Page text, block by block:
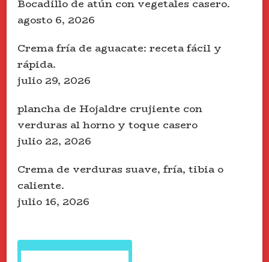
Bocadillo de atún con vegetales casero.
agosto 6, 2026
Crema fría de aguacate: receta fácil y
rápida.
julio 29, 2026
plancha de Hojaldre crujiente con
verduras al horno y toque casero
julio 22, 2026
Crema de verduras suave, fría, tibia o
caliente.
julio 16, 2026